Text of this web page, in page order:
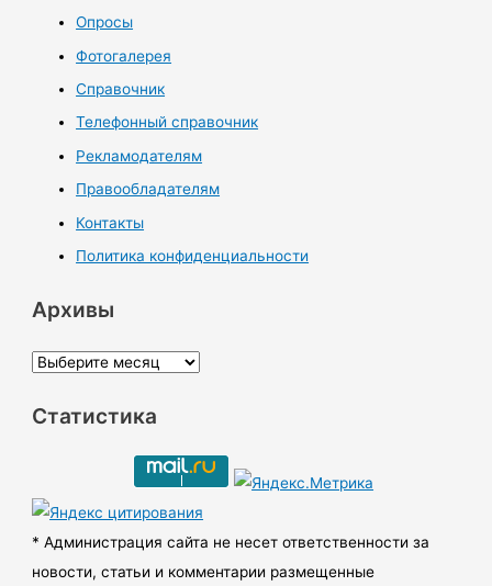
Опросы
Фотогалерея
Справочник
Телефонный справочник
Рекламодателям
Правообладателям
Контакты
Политика конфиденциальности
Архивы
А
х
ы
Статистика
* Администрация сайта не несет ответственности за
новости, статьи и комментарии размещенные